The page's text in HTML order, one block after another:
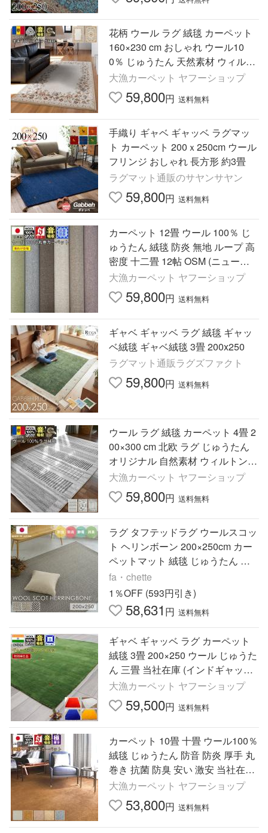
花柄 ウール ラグ 絨毯 カーペット
160×230 cm おしゃれ ウール10
0％ じゅうたん 天然素材 ウィルト
ン織 クラシック アンティーク 当
社在庫 (ペレリタ160×230)
大漁カーペット ヤフーショップ
59,800円 送料無料
手織り ギャベ ギャッベ ラグマッ
ト カーペット 200ｘ250cm ウール
フリンジ おしゃれ 長方形 約3畳
ラグマット通販のサヤンサヤン
59,800円 送料無料
カーペット 12畳 ウール 100％ じ
ゅうたん 絨毯 防炎 無地 ループ 高
密度 十二畳 12帖 OSM (ニューポ
ート12畳) 江戸間１２畳 352×522c
m
大漁カーペット ヤフーショップ
59,800円 送料無料
ギャベ ギャッベ ラグ 絨毯 ギャッ
ベ絨毯 ギャベ絨毯 3畳 200x250
ラグマット通販ラグズファクト
59,800円 送料無料
ウール ラグ 絨毯 カーペット 4畳 2
00×300 cm 北欧 ラグ じゅうたん
オリジナル 自然素材 ウィルトン織
ナチュラル ギャッベ模様 当社在庫
(モツカ200×300)
大漁カーペット ヤフーショップ
59,800円 送料無料
ラグ タフテッドラグ ウールスコッ
ト ヘリンボーン 200×250cm カー
ペットマット 絨毯 じゅうたん モ
ダン 高級 ウール100％ 消臭 防炎
静電 防虫
fa・chette
1％OFF (593円引き)
58,631 円 送料無料
ギャベ ギャッベ ラグ カーペット
絨毯 3畳 200×250 ウール じゅうた
ん 三畳 当社在庫 (インドギャッベ)
約3畳 200×250cm
大漁カーペット ヤフーショップ
59,500円 送料無料
カーペット 10畳 十畳 ウール100％
絨毯 じゅうたん 防音 防炎 厚手 丸
巻き 抗菌 防臭 安い 激安 当社在庫
(Ｗ−500/10畳) 江戸間 １０畳 352×
440cm 長方形
大漁カーペット ヤフーショップ
53,800円 送料無料